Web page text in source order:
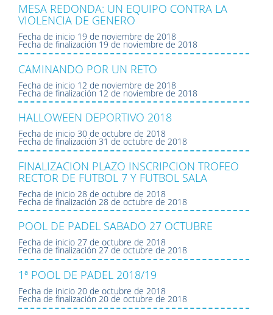
MESA REDONDA: UN EQUIPO CONTRA LA
VIOLENCIA DE GENERO
Fecha de inicio 19 de noviembre de 2018
Fecha de finalización 19 de noviembre de 2018
CAMINANDO POR UN RETO
Fecha de inicio 12 de noviembre de 2018
Fecha de finalización 12 de noviembre de 2018
HALLOWEEN DEPORTIVO 2018
Fecha de inicio 30 de octubre de 2018
Fecha de finalización 31 de octubre de 2018
FINALIZACION PLAZO INSCRIPCION TROFEO
RECTOR DE FUTBOL 7 Y FUTBOL SALA
Fecha de inicio 28 de octubre de 2018
Fecha de finalización 28 de octubre de 2018
POOL DE PADEL SABADO 27 OCTUBRE
Fecha de inicio 27 de octubre de 2018
Fecha de finalización 27 de octubre de 2018
1ª POOL DE PADEL 2018/19
Fecha de inicio 20 de octubre de 2018
Fecha de finalización 20 de octubre de 2018